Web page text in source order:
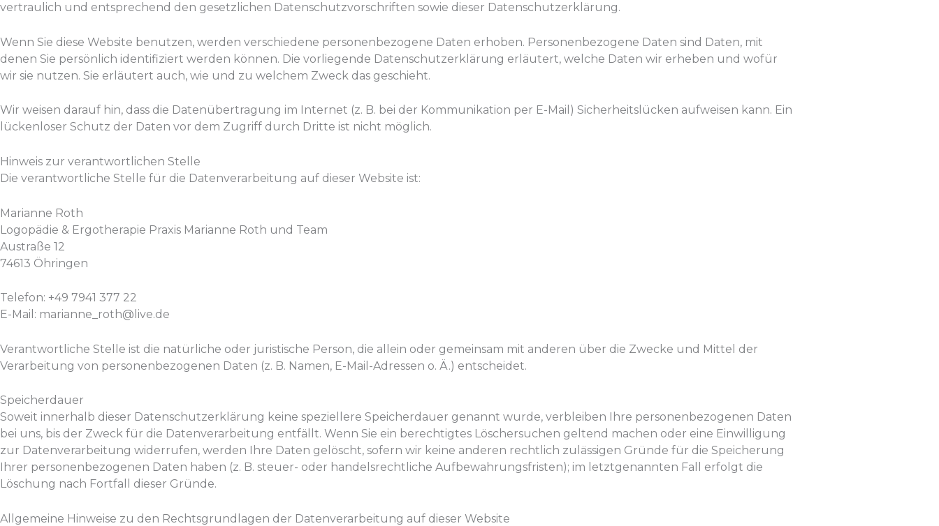
vertraulich und entsprechend den gesetzlichen Datenschutzvorschriften sowie dieser Datenschutzerklärung.
Wenn Sie diese Website benutzen, werden verschiedene personenbezogene Daten erhoben. Personenbezogene Daten sind Daten, mit
denen Sie persönlich identifiziert werden können. Die vorliegende Datenschutzerklärung erläutert, welche Daten wir erheben und wofür
wir sie nutzen. Sie erläutert auch, wie und zu welchem Zweck das geschieht.
Wir weisen darauf hin, dass die Datenübertragung im Internet (z. B. bei der Kommunikation per E-Mail) Sicherheitslücken aufweisen kann. Ein
lückenloser Schutz der Daten vor dem Zugriff durch Dritte ist nicht möglich.
Hinweis zur verantwortlichen Stelle
Die verantwortliche Stelle für die Datenverarbeitung auf dieser Website ist:
Marianne Roth
Logopädie & Ergotherapie Praxis Marianne Roth und Team
Austraße 12
74613 Öhringen
Telefon: +49 7941 377 22
E-Mail: marianne_roth@live.de
Verantwortliche Stelle ist die natürliche oder juristische Person, die allein oder gemeinsam mit anderen über die Zwecke und Mittel der
Verarbeitung von personenbezogenen Daten (z. B. Namen, E-Mail-Adressen o. Ä.) entscheidet.
Speicherdauer
Soweit innerhalb dieser Datenschutzerklärung keine speziellere Speicherdauer genannt wurde, verbleiben Ihre personenbezogenen Daten
bei uns, bis der Zweck für die Datenverarbeitung entfällt. Wenn Sie ein berechtigtes Löschersuchen geltend machen oder eine Einwilligung
zur Datenverarbeitung widerrufen, werden Ihre Daten gelöscht, sofern wir keine anderen rechtlich zulässigen Gründe für die Speicherung
Ihrer personenbezogenen Daten haben (z. B. steuer- oder handelsrechtliche Aufbewahrungsfristen); im letztgenannten Fall erfolgt die
Löschung nach Fortfall dieser Gründe.
Allgemeine Hinweise zu den Rechtsgrundlagen der Datenverarbeitung auf dieser Website